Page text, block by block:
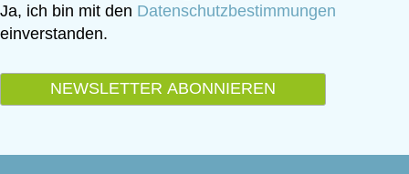
Ja, ich bin mit den Datenschutzbestimmungen
einverstanden.